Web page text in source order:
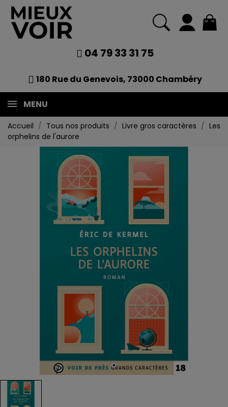
04 79 33 31 75
180 Rue du Genevois, 73000 Chambéry
MENU
Accueil Tous nos produits Livre gros caractères
Les
orphelins de l'aurore